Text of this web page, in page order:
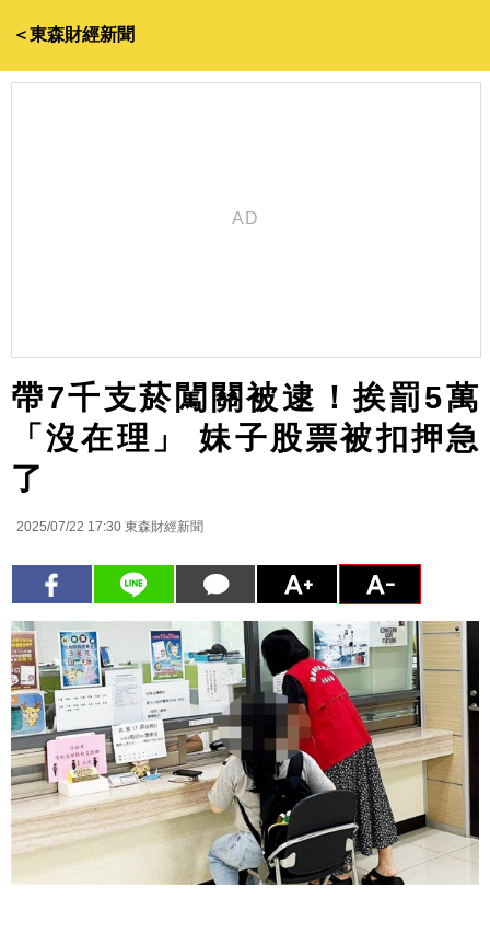
＜東森財經新聞
帶7千支菸闖關被逮！挨罰5萬
「沒在理」 妹子股票被扣押急
了
2025/07/22 17:30 東森財經新聞